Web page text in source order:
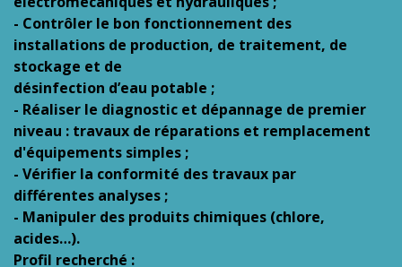
- Contrôler le bon fonctionnement des
installations de production, de traitement, de
stockage et de
désinfection d’eau potable ;
- Réaliser le diagnostic et dépannage de premier
niveau : travaux de réparations et remplacement
d'équipements simples ;
- Vérifier la conformité des travaux par
différentes analyses ;
- Manipuler des produits chimiques (chlore,
acides…).
Profil recherché :